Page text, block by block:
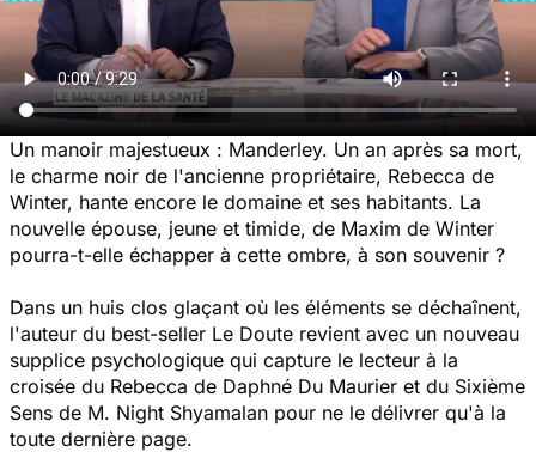
Un manoir majestueux : Manderley. Un an après sa mort,
le charme noir de l'ancienne propriétaire, Rebecca de
Winter, hante encore le domaine et ses habitants. La
nouvelle épouse, jeune et timide, de Maxim de Winter
pourra-t-elle échapper à cette ombre, à son souvenir ?
Dans un huis clos glaçant où les éléments se déchaînent,
l'auteur du best-seller Le Doute revient avec un nouveau
supplice psychologique qui capture le lecteur à la
croisée du Rebecca de Daphné Du Maurier et du Sixième
Sens de M. Night Shyamalan pour ne le délivrer qu'à la
toute dernière page.